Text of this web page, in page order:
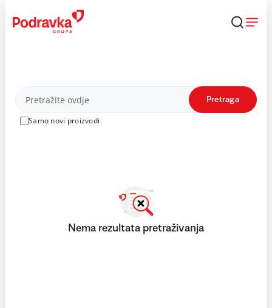
content
Proizvodi
Samo novi proizvodi
Pretraga
Nema rezultata pretraživanja